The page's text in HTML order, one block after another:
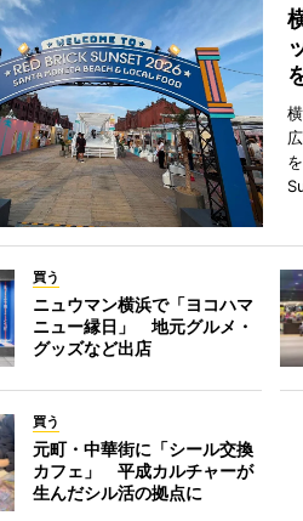
買う
ニュウマン横浜で「ヨコハマ
ニュー縁日」 地元グルメ・
グッズなど出店
買う
元町・中華街に「シール交換
カフェ」 平成カルチャーが
生んだシル活の拠点に